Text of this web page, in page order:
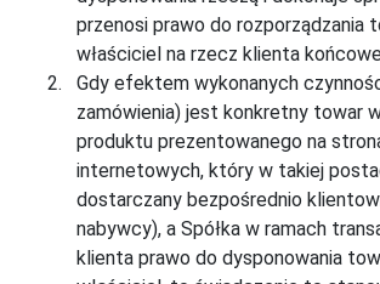
przenosi prawo do rozporządzania
właściciel na rzecz klienta
Gdy efektem wykonanych
zamówienia) jest konkretny towar
produktu prezentowanego na
internetowych, który w takiej
dostarczany bezpośrednio
nabywcy), a Spółka w ramach
klienta prawo do dysponowania